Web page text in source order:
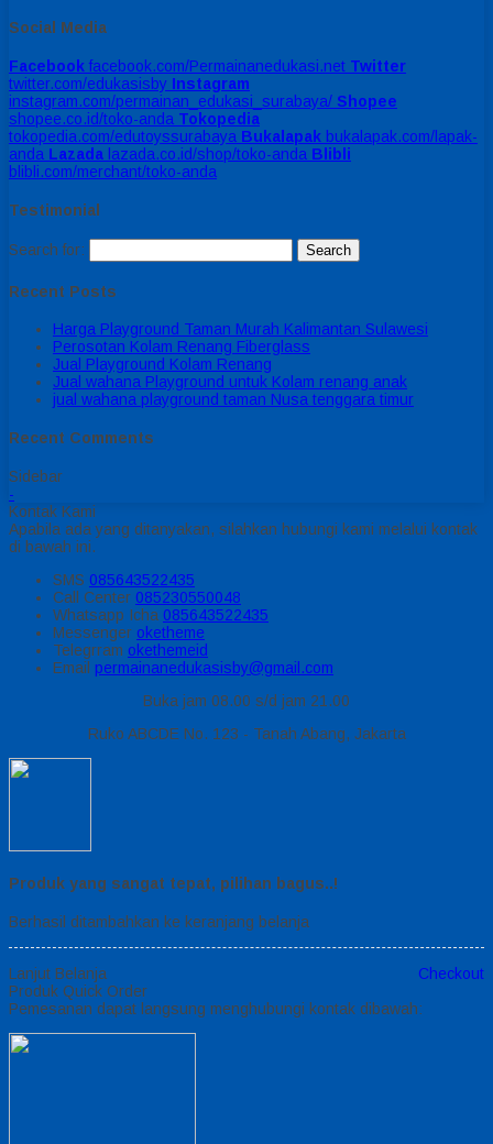
Social Media
Facebook facebook.com/Permainanedukasi.net Twitter
twitter.com/edukasisby Instagram
instagram.com/permainan_edukasi_surabaya/ Shopee
shopee.co.id/toko-anda Tokopedia
tokopedia.com/edutoyssurabaya Bukalapak bukalapak.com/lapak-
anda Lazada lazada.co.id/shop/toko-anda Blibli
blibli.com/merchant/toko-anda
Testimonial
Search for:
Recent Posts
Harga Playground Taman Murah Kalimantan Sulawesi
Perosotan Kolam Renang Fiberglass
Jual Playground Kolam Renang
Jual wahana Playground untuk Kolam renang anak
jual wahana playground taman Nusa tenggara timur
Recent Comments
Sidebar
-
Kontak Kami
Apabila ada yang ditanyakan, silahkan hubungi kami melalui kontak
di bawah ini.
SMS 085643522435
Call Center 085230550048
Whatsapp Icha 085643522435
Messenger oketheme
Telegrram okethemeid
Email permainanedukasisby@gmail.com
Buka jam 08.00 s/d jam 21.00
Ruko ABCDE No. 123 - Tanah Abang, Jakarta
Produk yang sangat tepat, pilihan bagus..!
Berhasil ditambahkan ke keranjang belanja
Lanjut Belanja
Checkout
Produk Quick Order
Pemesanan dapat langsung menghubungi kontak dibawah: